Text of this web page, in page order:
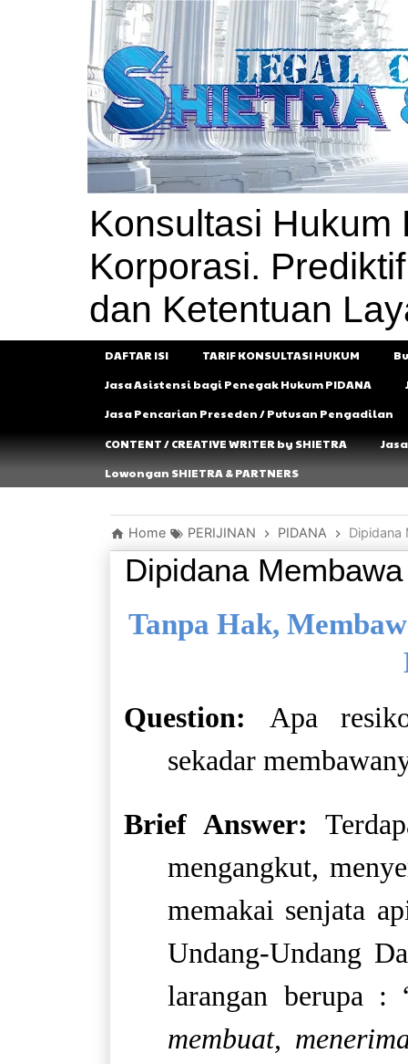
Konsultasi Hukum
Korporasi.
dan Ketentuan
DAFTAR ISI TARIF KONSULTASI HUKUM
Jasa Asistensi bagi Penegak Hukum PIDANA
Jasa Pencarian Preseden / Putusan Pengadilan
CONTENT / CREATIVE WRITER by SHIETRA Jasa
Lowongan SHIETRA & PARTNERS
Home PERIJINAN PIDANA Dipidana
Dipidana
Tanpa Hak,
Question:
Apa
sekadar
Brief Answer:
mengangkut,
memakai senjata
Undang-Undang
larangan berupa :
membuat,